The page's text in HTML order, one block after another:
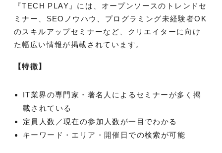
『TECH PLAY』には、オープンソースのトレンドセ
ミナー、SEOノウハウ、プログラミング未経験者OK
のスキルアップセミナーなど、クリエイターに向け
た幅広い情報が掲載されています。
【特徴】
IT業界の専門家・著名人によるセミナーが多く掲
載されている
定員人数／現在の参加人数が一目でわかる
キーワード・エリア・開催日での検索が可能